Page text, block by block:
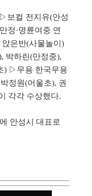
▷ 보컬 전지유(안성
만정·명륜여중 연
앉은반(사물놀이 )
박하린(만정중),
) ▷ 무용 한국무용
정원(어울초), 권
각각 수상했다.
안성시 대표로